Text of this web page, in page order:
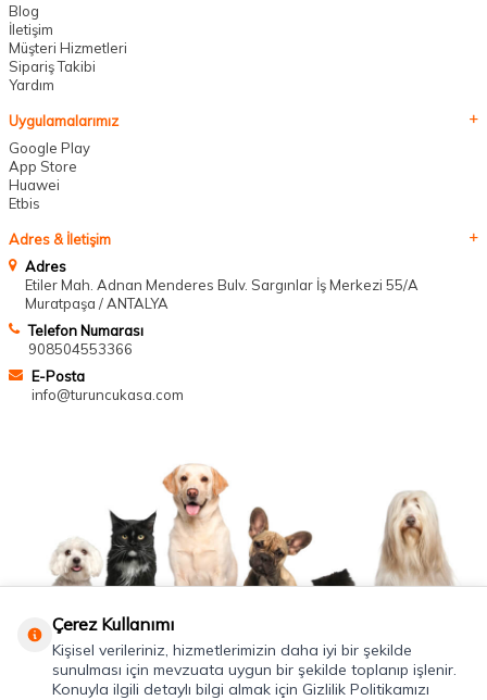
Blog
İletişim
Müşteri Hizmetleri
Sipariş Takibi
Yardım
Uygulamalarımız
Google Play
App Store
Huawei
Etbis
Adres & İletişim
Adres
Etiler Mah. Adnan Menderes Bulv. Sargınlar İş Merkezi 55/A
Muratpaşa / ANTALYA
Telefon Numarası
908504553366
E-Posta
info@turuncukasa.com
Çerez Kullanımı
Kişisel verileriniz, hizmetlerimizin daha iyi bir şekilde
sunulması için mevzuata uygun bir şekilde toplanıp işlenir.
Konuyla ilgili detaylı bilgi almak için Gizlilik Politikamızı